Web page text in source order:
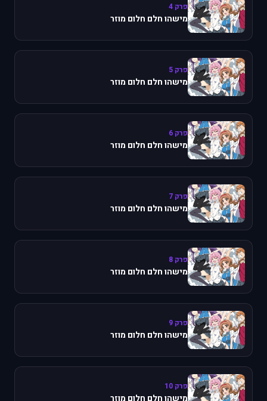
פרק 4
מישהו חלם חלום מוזר
פרק 5
מישהו חלם חלום מוזר
פרק 6
מישהו חלם חלום מוזר
פרק 7
מישהו חלם חלום מוזר
פרק 8
מישהו חלם חלום מוזר
פרק 9
מישהו חלם חלום מוזר
פרק 10
מישהו חלם חלום מוזר